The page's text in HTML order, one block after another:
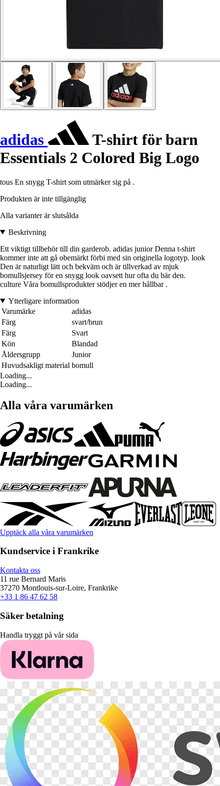
adidas
T-shirt för barn
Essentials 2 Colored Big Logo
tous En snygg T-shirt som utmärker sig på .
Produkten är inte tillgänglig
Alla varianter är slutsålda
Beskrivning
Ett viktigt tillbehör till din garderob. adidas junior Denna t-shirt
kommer inte att gå obemärkt förbi med sin originella logotyp. look
Den är naturligt lätt och bekväm och är tillverkad av mjuk
bomullsjersey för en snygg look oavsett hur ofta du bär den.
culture Våra bomullsprodukter stödjer en mer hållbar .
Ytterligare information
Varumärke
adidas
Färg
svart/brun
Färg
Svart
Kön
Blandad
Åldersgrupp
Junior
Huvudsakligt material bomull
Loading...
Loading...
Alla våra varumärken
Upptäck alla våra varumärken
Kundservice i Frankrike
Kontakta oss
11 rue Bernard Maris
37270 Montlouis-sur-Loire, Frankrike
+33 1 86 47 62 58
Säker betalning
Handla tryggt på vår sida